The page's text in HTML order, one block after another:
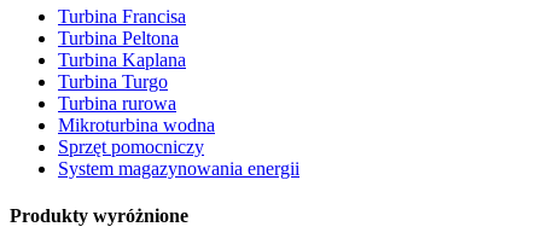
Turbina Francisa
Turbina Peltona
Turbina Kaplana
Turbina Turgo
Turbina rurowa
Mikroturbina wodna
Sprzęt pomocniczy
System magazynowania energii
Produkty wyróżnione